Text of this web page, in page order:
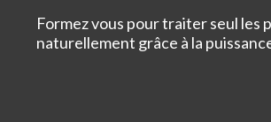
Formez vous pour traiter seul les
naturellement grâce à la